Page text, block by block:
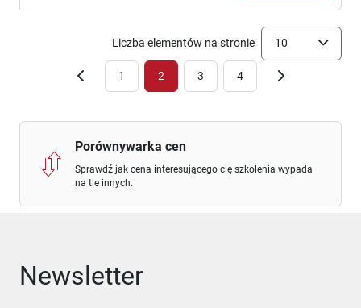
1 2 3 4
Liczba elementów na stronie 10
Porównywarka cen
Sprawdź jak cena interesującego cię szkolenia wypada
na tle innych.
Newsletter